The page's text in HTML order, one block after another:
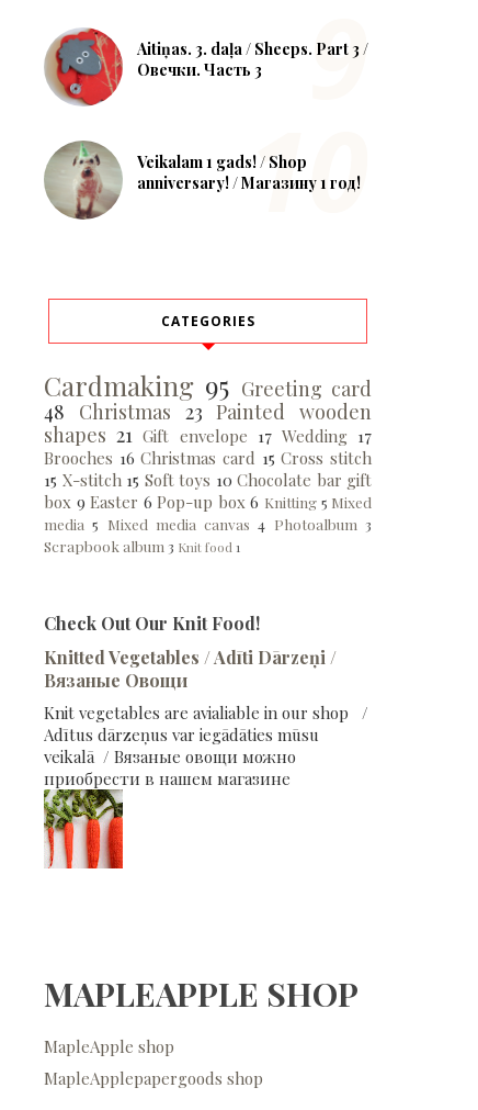
Aitiņas. 3. daļa / Sheeps. Part 3 /
Овечки. Часть 3
Veikalam 1 gads! / Shop
anniversary! / Магазину 1 год!
CATEGORIES
Cardmaking 95 Greeting card
48
Christmas 23 Painted wooden
shapes 21 Gift envelope 17 Wedding 17
Brooches 16 Christmas card 15 Cross stitch
15 X-stitch 15 Soft toys 10 Chocolate bar gift
box 9 Easter 6 Pop-up box 6 Knitting 5 Mixed
media 5 Mixed media canvas 4 Photoalbum 3
Scrapbook album 3 Knit food 1
Check Out Our Knit Food!
Knitted Vegetables / Adīti Dārzeņi /
Вязаные Овощи
Knit vegetables are avialiable in our shop /
Adītus dārzeņus var iegādāties mūsu
veikalā / Вязаные овощи можно
приобрести в нашем магазине
MAPLEAPPLE SHOP
MapleApple shop
MapleApplepapergoods shop